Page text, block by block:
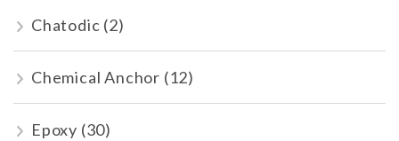
Chatodic (2)
Chemical Anchor (12)
Epoxy (30)